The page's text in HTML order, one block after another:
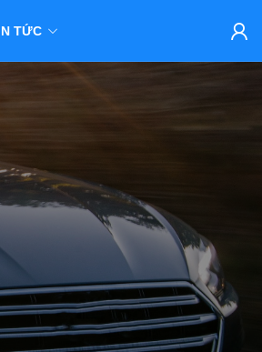
TỨC